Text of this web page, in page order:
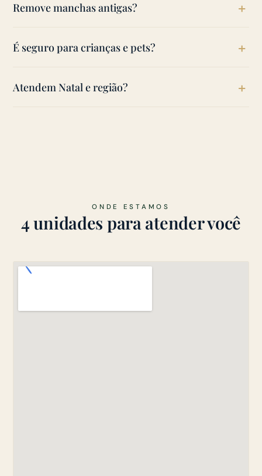
grande circulação, com mais frequência.
Remove manchas antigas?
limitar a remoção total.
É seguro para crianças e pets?
Atendem Natal e região?
ONDE ESTAMOS
4 unidades para atender você